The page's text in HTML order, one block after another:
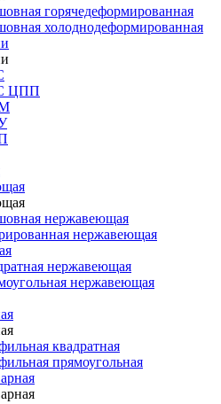
горячедеформированная
холоднодеформированная
ЦПП
нержавеющая
нержавеющая
нержавеющая
нержавеющая
квадратная
прямоугольная